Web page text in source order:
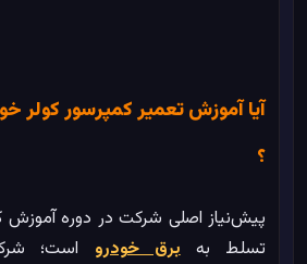
آیا آموزش تعمیر کمپرسور کولر
؟
پیش‌نیاز اصلی شرکت در دوره آموزش
تسلط بهبرق خودرو است؛